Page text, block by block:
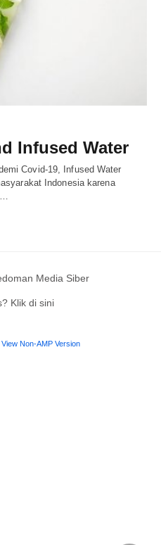
Infused Water
Covid-19, Infused Water
Indonesia karena
Media Siber
Klik di sini
View Non-AMP Version